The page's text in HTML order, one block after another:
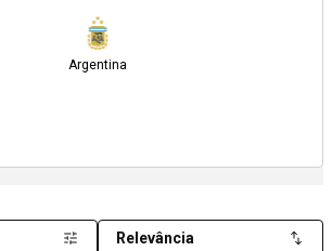
Argentina
Relevância